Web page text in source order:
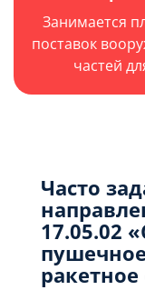
Занимается
поставок
частей
Часто
17.05.02